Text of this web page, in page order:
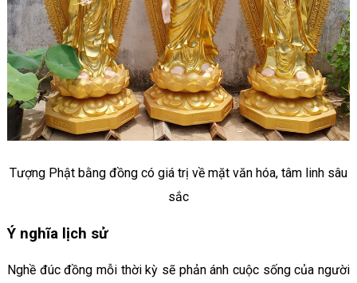
Tượng Phật bằng đồng có giá trị về mặt văn hóa, tâm linh sâu
sắc
Ý nghĩa lịch sử
Nghề đúc đồng mỗi thời kỳ sẽ phản ánh cuộc sống của người